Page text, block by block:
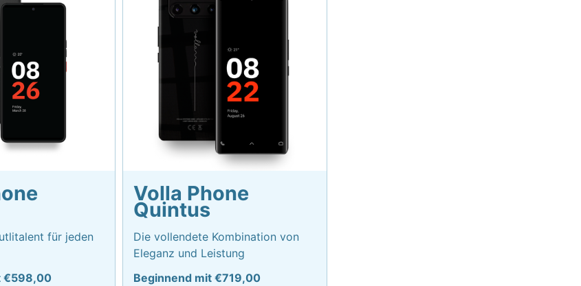
für jeden
€598,00
Volla Phone
Quintus
Die vollendete Kombination von
Eleganz und Leistung
Beginnend mit €719,00